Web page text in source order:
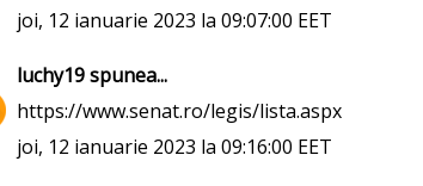
joi, 12 ianuarie 2023 la 09:07:00 EET
luchy19spunea...
https://www.senat.ro/legis/lista.aspx
joi, 12 ianuarie 2023 la 09:16:00 EET